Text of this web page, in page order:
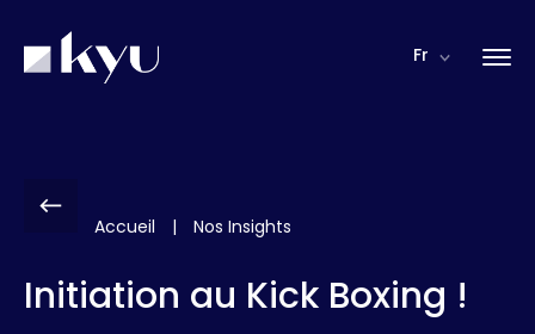
Fr
Accueil | Nos Insights
Initiation au Kick Boxing !